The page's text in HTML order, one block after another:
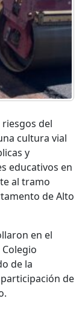
del
cultura vial
y
educativos en
al tramo
de Alto
en el
de la
de